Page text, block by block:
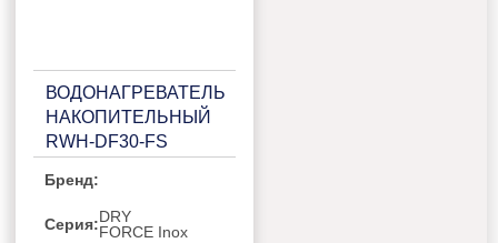
ВОДОНАГРЕВАТЕЛЬ
НАКОПИТЕЛЬНЫЙ
RWH-DF30-FS
Бренд:
Серия:DRY
FORCE Inox